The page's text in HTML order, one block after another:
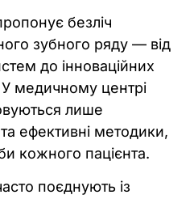
безліч
зубного ряду — від
до інноваційних
медичному центрі
лише
ефективні методики,
кожного пацієнта.
поєднують із